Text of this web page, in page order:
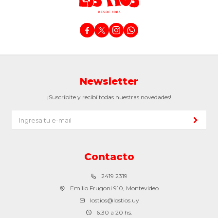
   
Contacto
2419 2319
Emilio Frugoni 910, Montevideo
lostios@lostios.uy
6:30 a 20 hs.
Newsletter
¡Suscribite y recibí todas nuestras novedades!